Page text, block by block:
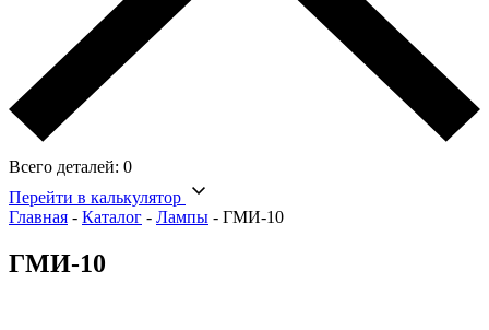
Всего деталей: 0
Перейти в калькулятор
Главная - Каталог - Лампы - ГМИ-10
ГМИ-10